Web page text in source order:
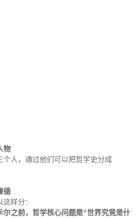
物
个人，通过他们可以把哲学史分成
德
样分：
尔之前，哲学核心问题是“世界究竟是什